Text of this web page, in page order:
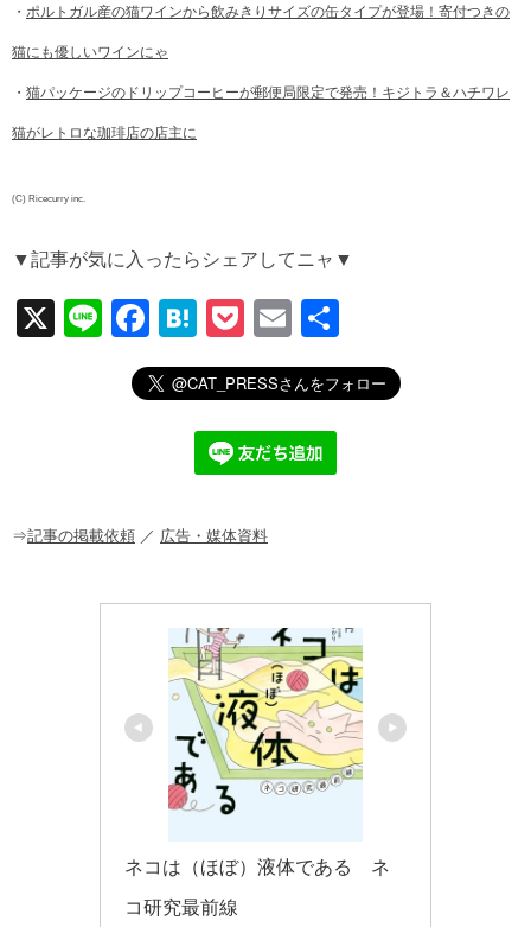
・ ポルトガル産の猫ワインから飲みきりサイズの缶タイプが登場！寄付つきの
猫にも優しいワインにゃ
・ 猫パッケージのドリップコーヒーが郵便局限定で発売！キジトラ＆ハチワレ
猫がレトロな珈琲店の店主に
(C) Ricecurry inc.
▼記事が気に入ったらシェアしてニャ▼
X
Li
F
a
c
o
H
at
e
n
a
P
o
ck
et
E
m
ail
有
⇒記事の掲載依頼 ／ 広告・媒体資料
ネコは（ほぼ）液体である　ネ
コ研究最前線